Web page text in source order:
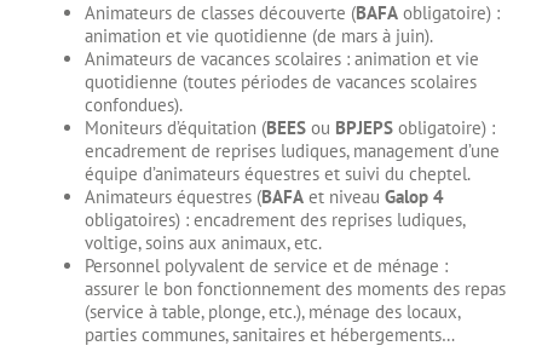
Animateurs de classes découverte (BAFA obligatoire) :
animation et vie quotidienne (de mars à juin).
Animateurs de vacances scolaires : animation et vie
quotidienne (toutes périodes de vacances scolaires
confondues).
Moniteurs d’équitation (BEES ou BPJEPS obligatoire) :
encadrement de reprises ludiques, management d’une
équipe d’animateurs équestres et suivi du cheptel.
Animateurs équestres (BAFA et niveau Galop 4
obligatoires) : encadrement des reprises ludiques,
voltige, soins aux animaux, etc.
Personnel polyvalent de service et de ménage :
assurer le bon fonctionnement des moments des repas
(service à table, plonge, etc.), ménage des locaux,
parties communes, sanitaires et hébergements…